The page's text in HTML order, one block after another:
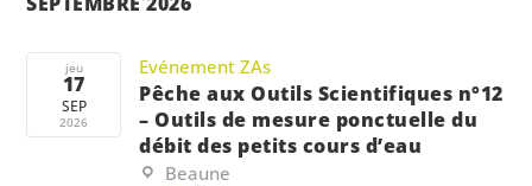
jeu
17
SEP
2026
Evénement ZAs
Pêche aux Outils Scientifiques n°12
– Outils de mesure ponctuelle du
débit des petits cours d’eau
Beaune